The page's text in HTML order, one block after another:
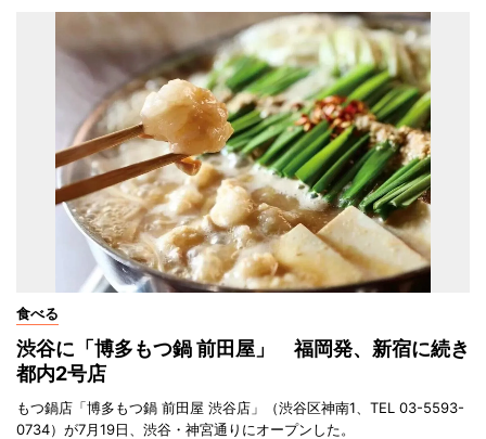
食べる
渋谷に「博多もつ鍋 前田屋」 福岡発、新宿に続き
都内2号店
もつ鍋店「博多もつ鍋 前田屋 渋谷店」（渋谷区神南1、TEL 03-5593-
0734）が7月19日、渋谷・神宮通りにオープンした。